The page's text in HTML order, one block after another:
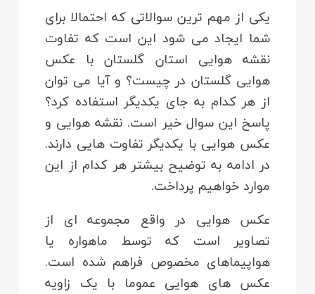
یکی از مهم ترین سوالاتی که احتمالا برای
شما ایجاد می شود این است که تفاوت
نقشه هوایی استان گلستان با عکس
هوایی گلستان در چیست؟ و آیا می توان
از هر کدام به جای یکدیگر استفاده کرد؟
پاسخ این سوال خیر است. نقشه هوایی و
عکس هوایی با یکدیگر تفاوت هایی دارند.
در ادامه به توضیح بیشتر هر کدام از این
موارد خواهیم پرداخت.
عکس هوایی در واقع مجموعه ای از
تصاویر است که توسط ماهواره یا
هواپیماهای مخصوص فراهم شده است.
عکس های هوایی عموما با یک زاویه